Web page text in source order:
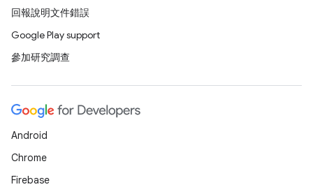
回報說明文件錯誤
Google Play support
參加研究調查
Android
Chrome
Firebase